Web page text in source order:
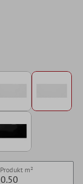
Produkt m²